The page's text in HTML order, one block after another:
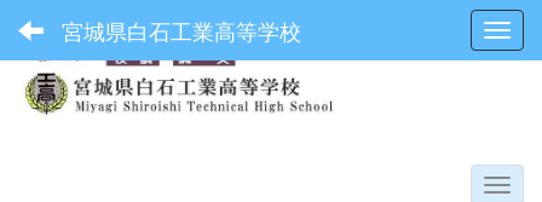
宮城県白石工業高等学校